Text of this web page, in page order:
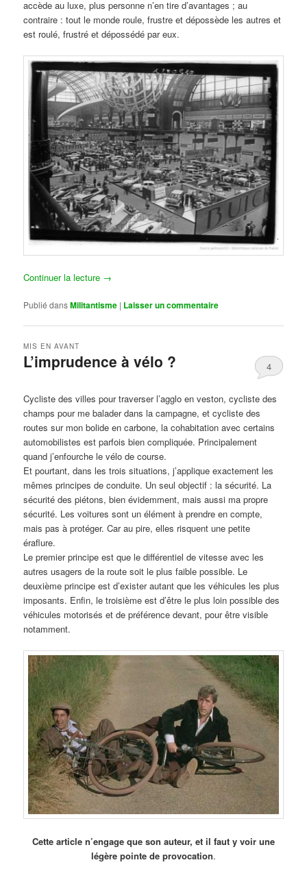
accède au luxe, plus personne n’en tire d’avantages ; au
contraire : tout le monde roule, frustre et dépossède les autres et
est roulé, frustré et dépossédé par eux.
Continuer la lecture →
Publié dansMilitantisme | Laisser un commentaire
L’imprudence à vélo ?
MIS EN AVANT
4
Cycliste des villes pour traverser l’agglo en veston, cycliste des
champs pour me balader dans la campagne, et cycliste des
routes sur mon bolide en carbone, la cohabitation avec certains
automobilistes est parfois bien compliquée. Principalement
quand j’enfourche le vélo de course.
Et pourtant, dans les trois situations, j’applique exactement les
mêmes principes de conduite. Un seul objectif : la sécurité. La
sécurité des piétons, bien évidemment, mais aussi ma propre
sécurité. Les voitures sont un élément à prendre en compte,
mais pas à protéger. Car au pire, elles risquent une petite
éraflure.
Le premier principe est que le différentiel de vitesse avec les
autres usagers de la route soit le plus faible possible. Le
deuxième principe est d’exister autant que les véhicules les plus
imposants. Enfin, le troisième est d’être le plus loin possible des
véhicules motorisés et de préférence devant, pour être visible
notamment.
Cette article n’engage que son auteur, et il faut y voir une
légère pointe de provocation.